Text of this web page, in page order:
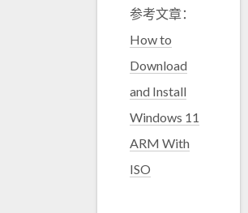
参考文章：
How to
Download
and Install
Windows 11
ARM With
ISO